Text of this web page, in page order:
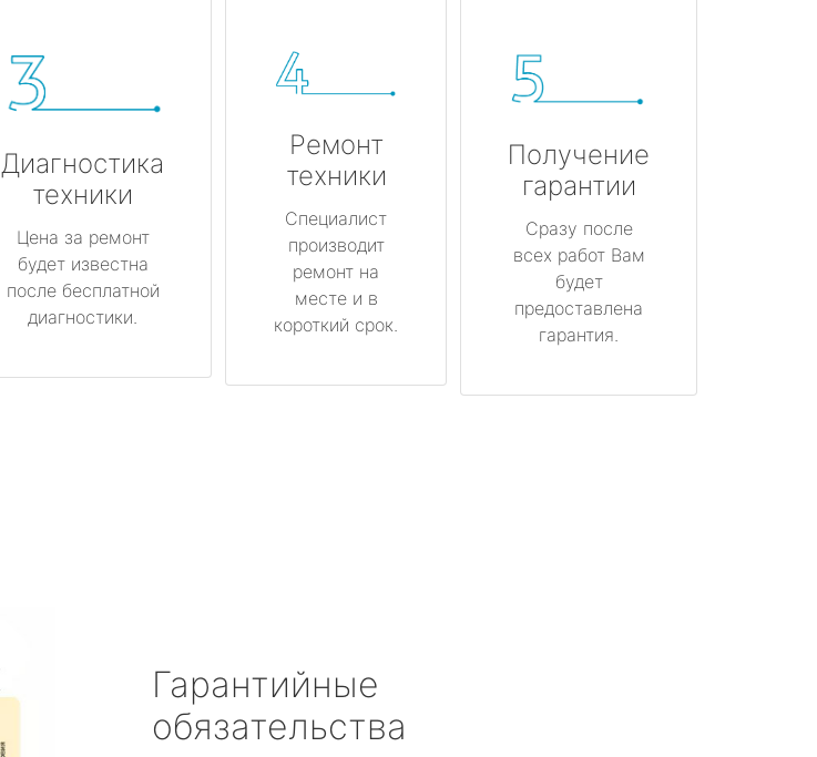
Диагностика
техники
Цена за ремонт
будет известна
после бесплатной
диагностики.
Ремонт
техники
Специалист
производит
ремонт на
месте и в
короткий срок.
Получение
гарантии
Сразу после
всех работ Вам
будет
предоставлена
гарантия.
Гарантийные
обязательства